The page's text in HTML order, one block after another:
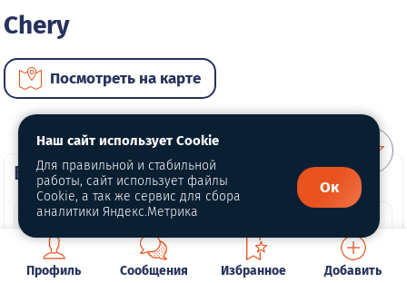
Chery
Посмотреть на карте
ВИП автомобили
Профиль Сообщения Избранное Добавить
Наш сайт использует Cookie
Для правильной и стабильной
работы, сайт использует файлы
Cookie, а так же сервис для сбора
аналитики Яндекс.Метрика
Ок